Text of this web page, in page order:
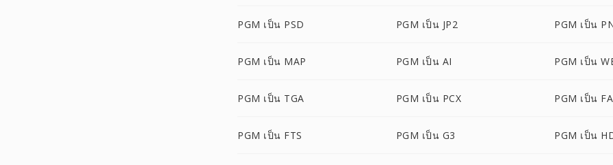
PGM เป็น PSD PGM เป็น JP2 PGM เป็น
PGM เป็น MAP PGM เป็น AI PGM เป็น
PGM เป็น TGA PGM เป็น PCX PGM เป็น
PGM เป็น FTS PGM เป็น G3 PGM เป็น